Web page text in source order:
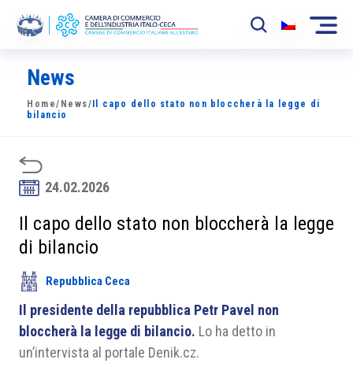
La Camera
News
Sviluppo Mercato
Soci
Partner
Progetti
Area riservata
News
Home/ News/ Il capo dello stato non bloccherà la legge di
bilancio
24.02.2026
Il capo dello stato non bloccherà la legge
di bilancio
Repubblica Ceca
Il presidente della repubblica Petr Pavel non
bloccherà la legge di bilancio. Lo ha detto in
un’intervista al portale Denik.cz.